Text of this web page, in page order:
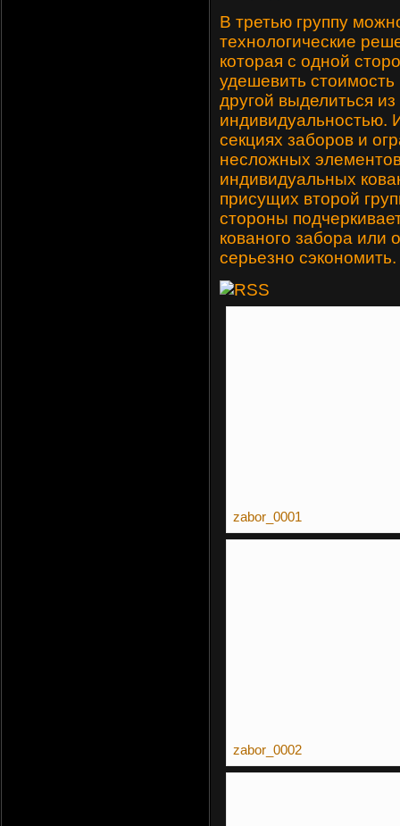
В третью группу
технологические
которая с одной
удешевить
другой выделиться
индивидуальностью.
секциях заборов и
несложных
индивидуальных
присущих второй
стороны
кованого забора или
серьезно сэкономить.
zabor_0001
zabor_0002